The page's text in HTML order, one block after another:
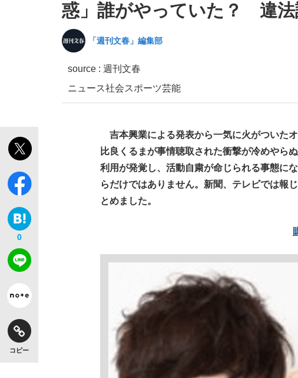
「目標達成できなかったからと言って…」サッカー
the Style
惑」誰がやっていた？ 違法
「週刊文春」編集部
source : 週刊文春
ニュース社会スポーツ芸能
0
コピー
吉本興業による発表から一気に火がついた
比良くるまが事情聴取された衝撃が冷めやら
利用が発覚し、活動自粛が命じられる事態に
らだけではありません。新聞、テレビでは報
とめました。